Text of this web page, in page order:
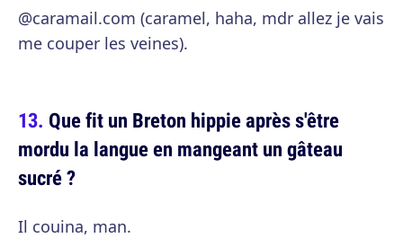
@caramail.com (caramel, haha, mdr allez je vais
me couper les veines).
Que fit un Breton hippie après s'être
mordu la langue en mangeant un gâteau
sucré ?
Il couina, man.